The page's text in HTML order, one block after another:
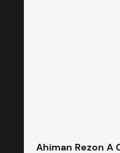
Ahiman Rezon A